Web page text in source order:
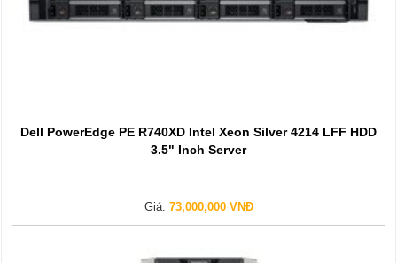
Dell PowerEdge PE R740XD Intel Xeon Silver 4214 LFF HDD
3.5" Inch Server
Giá: 73,000,000 VNĐ